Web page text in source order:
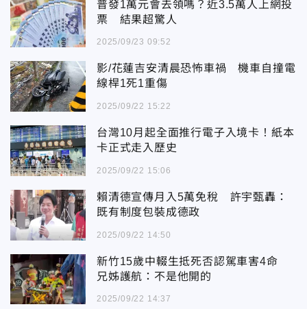
普發1萬元會去領嗎？近3.5萬人上網投
票 結果超驚人
2025/09/23 09:52
影/花蓮吉安清晨恐怖車禍 機車自撞電
線桿1死1重傷
2025/09/22 15:22
台灣10月起全面推行電子入境卡！紙本
卡正式走入歷史
2025/09/22 15:06
賴清德宣傳月入5萬免稅 許宇甄轟：
既有制度包裝成德政
2025/09/22 14:50
新竹15歲中輟生抵死否認駕車害4命
兄姊護航：不是他開的
2025/09/22 14:37